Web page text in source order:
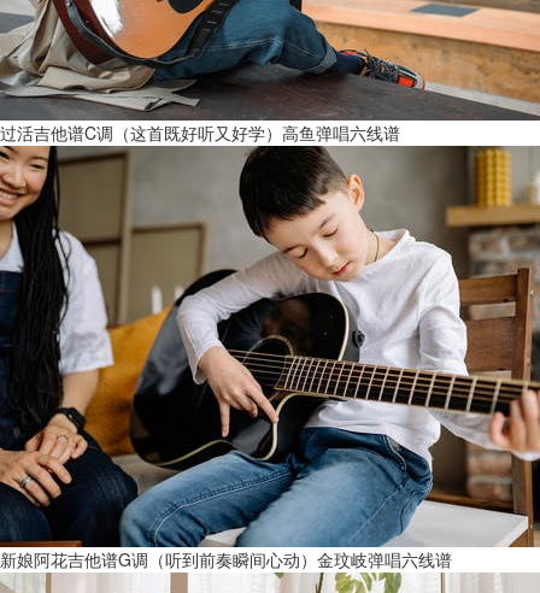
过活吉他谱C调（这首既好听又好学）高鱼弹唱六线谱
新娘阿花吉他谱G调（听到前奏瞬间心动）金玟岐弹唱六线谱